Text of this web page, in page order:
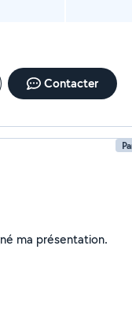
Contacter
Je n'ai pas encore renseigné ma présentation.